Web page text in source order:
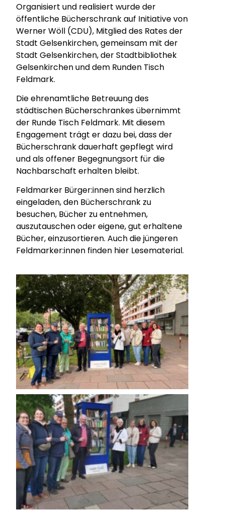
Organisiert und realisiert wurde der
öffentliche Bücherschrank auf Initiative von
Werner Wöll (CDU), Mitglied des Rates der
Stadt Gelsenkirchen, gemeinsam mit der
Stadt Gelsenkirchen, der Stadtbibliothek
Gelsenkirchen und dem Runden Tisch
Feldmark.
Die ehrenamtliche Betreuung des
städtischen Bücherschrankes übernimmt
der Runde Tisch Feldmark. Mit diesem
Engagement trägt er dazu bei, dass der
Bücherschrank dauerhaft gepflegt wird
und als offener Begegnungsort für die
Nachbarschaft erhalten bleibt.
Feldmarker Bürger:innen sind herzlich
eingeladen, den Bücherschrank zu
besuchen, Bücher zu entnehmen,
auszutauschen oder eigene, gut erhaltene
Bücher, einzusortieren. Auch die jüngeren
Feldmarker:innen finden hier Lesematerial.